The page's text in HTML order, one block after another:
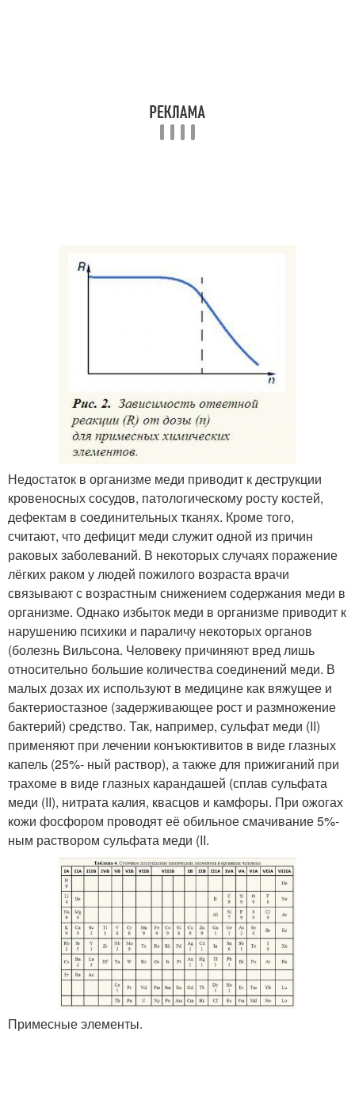
Недостаток в организме меди приводит к деструкции
кровеносных сосудов, патологическому росту костей,
дефектам в соединительных тканях. Кроме того,
считают, что дефицит меди служит одной из причин
раковых заболеваний. В некоторых случаях поражение
лёгких раком у людей пожилого возраста врачи
связывают с возрастным снижением содержания меди в
организме. Однако избыток меди в организме приводит к
нарушению психики и параличу некоторых органов
(болезнь Вильсона. Человеку причиняют вред лишь
относительно большие количества соединений меди. В
малых дозах их используют в медицине как вяжущее и
бактериостазное (задерживающее рост и размножение
бактерий) средство. Так, например, сульфат меди (II)
применяют при лечении конъюктивитов в виде глазных
капель (25%- ный раствор), а также для прижиганий при
трахоме в виде глазных карандашей (сплав сульфата
меди (II), нитрата калия, квасцов и камфоры. При ожогах
кожи фосфором проводят её обильное смачивание 5%-
ным раствором сульфата меди (II.
Примесные элементы.